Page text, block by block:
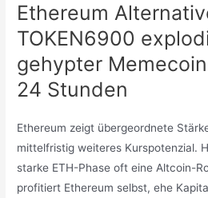
Ethereum
TOKEN6900
gehypter
24 Stunden
Ethereum zeigt übergeordnete
mittelfristig weiteres Kurspotenzial.
starke ETH-Phase oft eine Altcoin-
profitiert Ethereum selbst, ehe